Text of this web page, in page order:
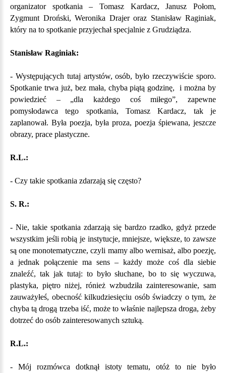
organizator spotkania – Tomasz Kardacz, Janusz Połom,
Zygmunt Droński, Weronika Drajer oraz Stanisław Raginiak,
który na to spotkanie przyjechał specjalnie z Grudziądza.
Stanisław Raginiak:
- Występujących tutaj artystów, osób, było rzeczywiście sporo.
Spotkanie trwa już, bez mała, chyba piątą godzinę, i można by
powiedzieć – „dla każdego coś miłego”, zapewne
pomysłodawca tego spotkania, Tomasz Kardacz, tak je
zaplanował. Była poezja, była proza, poezja śpiewana, jeszcze
obrazy, prace plastyczne.
R.L.:
- Czy takie spotkania zdarzają się często?
S. R.:
- Nie, takie spotkania zdarzają się bardzo rzadko, gdyż przede
wszystkim jeśli robią je instytucje, mniejsze, większe, to zawsze
są one monotematyczne, czyli mamy albo wernisaż, albo poezję,
a jednak połączenie ma sens – każdy może coś dla siebie
znaleźć, tak jak tutaj: to było słuchane, bo to się wyczuwa,
plastyka, piętro niżej, rónież wzbudziła zainteresowanie, sam
zauważyłeś, obecność kilkudziesięciu osób świadczy o tym, że
chyba tą drogą trzeba iść, może to właśnie najlepsza droga, żeby
dotrzeć do osób zainteresowanych sztuką.
R.L.:
- Mój rozmówca dotknął istoty tematu, otóż to nie było